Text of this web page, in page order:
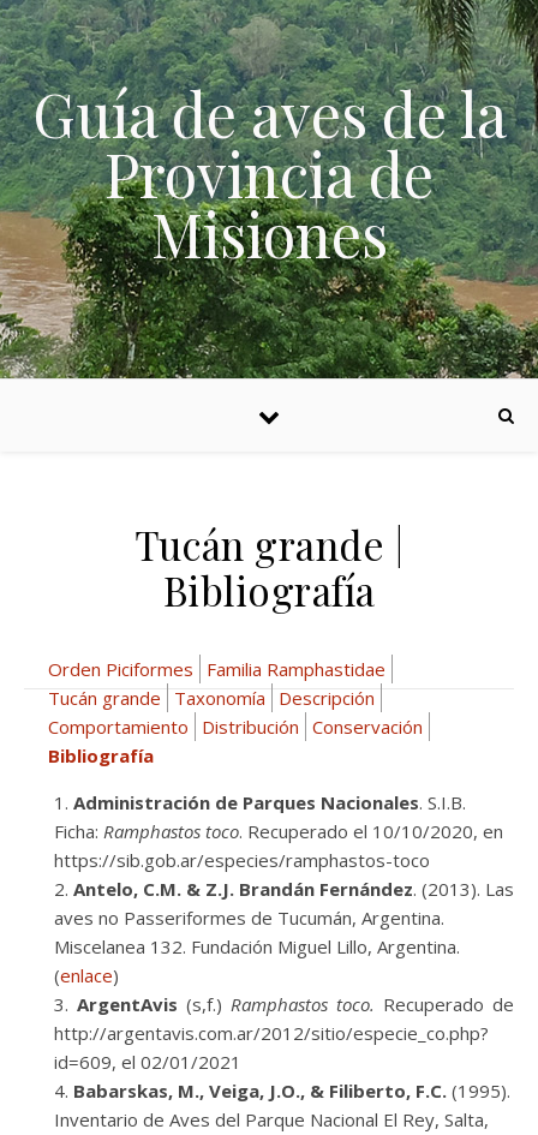
Skip to content
Guía de aves de la
Provincia de
Misiones
Tucán grande |
Bibliografía
Orden Piciformes
Familia Ramphastidae
Tucán grande
Taxonomía
Descripción
Comportamiento
Distribución Conservación
Bibliografía
Administración de Parques Nacionales. S.I.B.
Ficha: Ramphastos toco. Recuperado el 10/10/2020, en
https://sib.gob.ar/especies/ramphastos-toco
Antelo, C.M. & Z.J. Brandán Fernández. (2013). Las
aves no Passeriformes de Tucumán, Argentina.
Miscelanea 132. Fundación Miguel Lillo, Argentina.
(enlace)
ArgentAvis (s,f.) Ramphastos toco. Recuperado de
http://argentavis.com.ar/2012/sitio/especie_co.php?
id=609, el 02/01/2021
Babarskas, M., Veiga, J.O., & Filiberto, F.C. (1995).
Inventario de Aves del Parque Nacional El Rey, Salta,